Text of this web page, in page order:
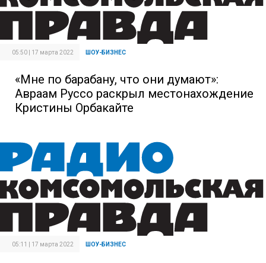
05:50 | 17 марта 2022 ШОУ-БИЗНЕС
«Мне по барабану, что они думают»:
Авраам Руссо раскрыл местонахождение
Кристины Орбакайте
05:11 | 17 марта 2022 ШОУ-БИЗНЕС